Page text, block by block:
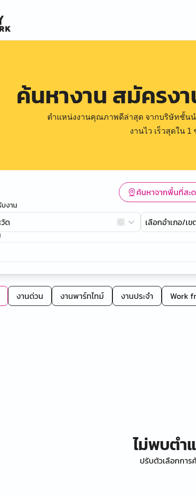
ค้นหางาน สมัครง
ตำแหน่งงานคุณภาพดีล่าสุด จากบริษัทชั้น
งานไว เร็วสุดใน
ค้นหาจากพื้นที่สะ
งาน
ด เลือกอำเภอ/เข
งานด่วน งานพาร์ทไทม์ งานประจำ Work
ไม่พบตำ
ปรับตัวเลือกกา